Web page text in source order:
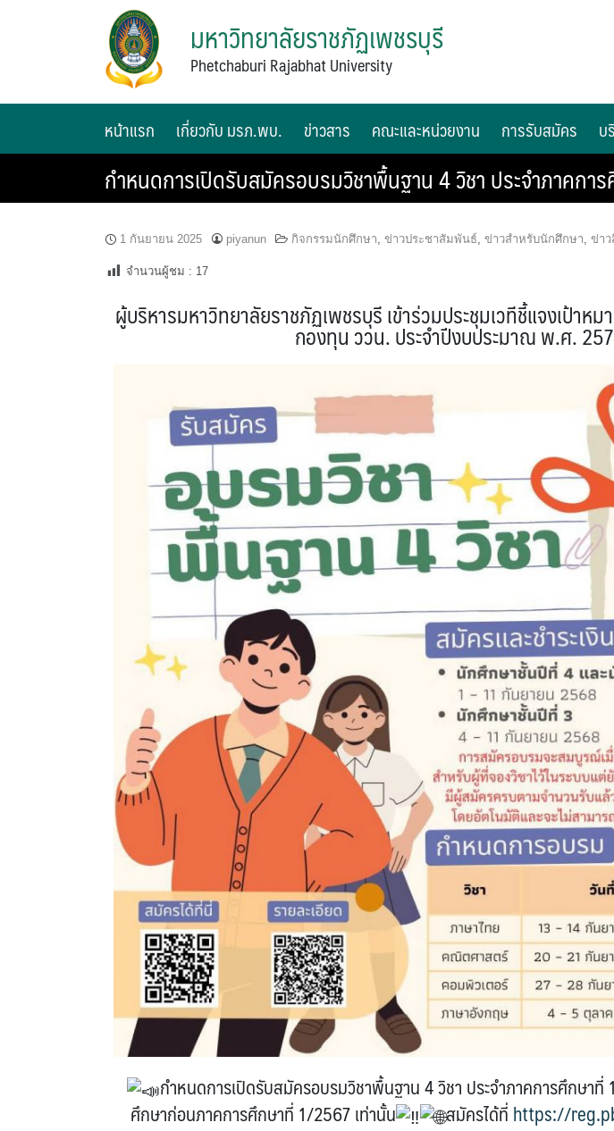
มหาวิทยาลัยราชภัฏเพชรบุรี
Phetchaburi Rajabhat University
หน้าแรก เกี่ยวกับ มรภ.พบ. ข่าวสาร คณะและหน่วยงาน การรับสมัคร บ
กำหนดการเปิดรับสมัครอบรมวิชาพื้นฐาน 4 วิชา ประจำภาคก
1 กันยายน 2025 piyanun กิจกรรมนักศึกษา, ข่าวประชาสัมพันธ์, ข่าวสำหรับนักศึกษา, ข่าว
จำนวนผู้ชม : 17
ผู้บริหารมหาวิทยาลัยราชภัฏเพชรบุรี เข้าร่วมประชุมเวทีชี้แจงเป้า
กองทุน ววน. ประจำปีงบประมาณ พ.ศ.
กำหนดการเปิดรับสมัครอบรมวิชาพื้นฐาน 4 วิชา ประจำภาคการศึกษา
ศึกษาก่อนภาคการศึกษาที่ 1/2567 เท่านั้น
สมัครได้ที่ https://